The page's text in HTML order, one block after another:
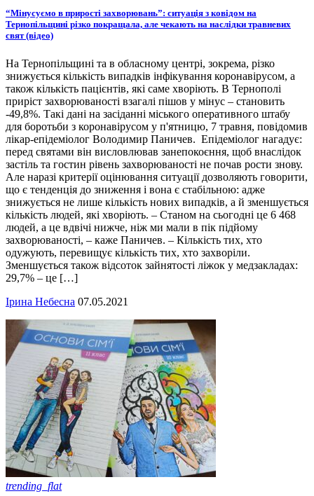
“Мінусуємо в прирості захворювань”: ситуація з ковідом на
Тернопільщині різко покращала, але чекають на наслідки травневих
свят (відео)
На Тернопільщині та в обласному центрі, зокрема, різко
знижується кількість випадків інфікування коронавірусом, а
також кількість пацієнтів, які саме хворіють. В Тернополі
приріст захворюваності взагалі пішов у мінус – становить
-49,8%. Такі дані на засіданні міського оперативного штабу
для боротьби з коронавірусом у п'ятницю, 7 травня, повідомив
лікар-епідеміолог Володимир Паничев. Епідеміолог нагадує:
перед святами він висловлював занепокоєння, щоб внаслідок
застіль та гостин рівень захворюваності не почав рости знову.
Але наразі критерії оцінювання ситуації дозволяють говорити,
що є тенденція до зниження і вона є стабільною: адже
знижується не лише кількість нових випадків, а й зменшується
кількість людей, які хворіють. – Станом на сьогодні це 6 468
людей, а це вдвічі нижче, ніж ми мали в пік підйому
захворюваності, – каже Паничев. – Кількість тих, хто
одужують, перевищує кількість тих, хто захворіли.
Зменшується також відсоток зайнятості ліжок у медзакладах:
29,7% – це […]
Ірина Небесна 07.05.2021
trending_flat